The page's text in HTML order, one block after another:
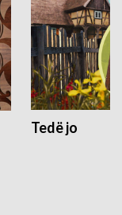
Tedë jo